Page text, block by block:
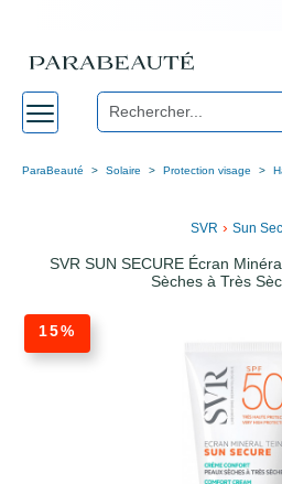
ParaBeauté Solaire Protection visage
SVR › Sun
SVR SUN SECURE Écran
Sèches à Très
15%